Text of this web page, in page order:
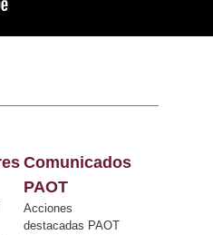
Comunicados
PAOT
Acciones
destacadas PAOT